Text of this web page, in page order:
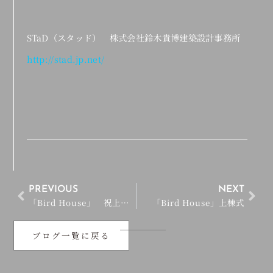
STaD（スタッド） 株式会社鈴木貴博建築設計事務所
http://stad.jp.net/
PREVIOUS
「Bird House」 祝上棟！
NEXT
「Bird House」上棟式
ブログ一覧に戻る